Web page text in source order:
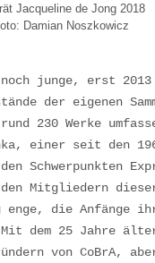
Jacqueline de Jong 2018
Damian Noszkowicz
junge, erst 2013
der eigenen
230 Werke
einer seit den
Schwerpunkten
den Mitgliedern
die Anfänge
dem 25 Jahre
von CoBrA,